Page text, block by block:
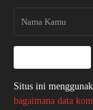
Situs ini
bagaimana data